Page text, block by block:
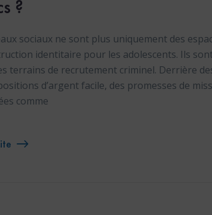
?
sociaux ne sont plus uniquement des
identitaire pour les adolescents. Ils
terrains de recrutement criminel. Derrière
d’argent facile, des promesses de
comme